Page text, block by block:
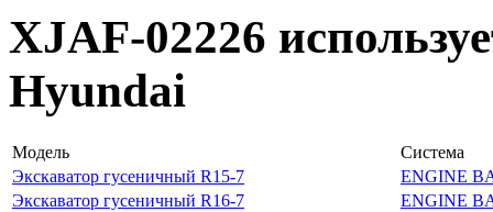
XJAF-02226
Hyundai
Модель
Система
Экскаватор гусеничный R15-7
ENGINE
Экскаватор гусеничный R16-7
ENGINE